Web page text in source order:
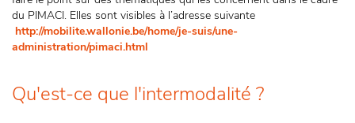
du PIMACI. Elles sont visibles à l’adresse suivante
http://mobilite.wallonie.be/home/je-suis/une-
administration/pimaci.html
Qu'est-ce que l'intermodalité ?